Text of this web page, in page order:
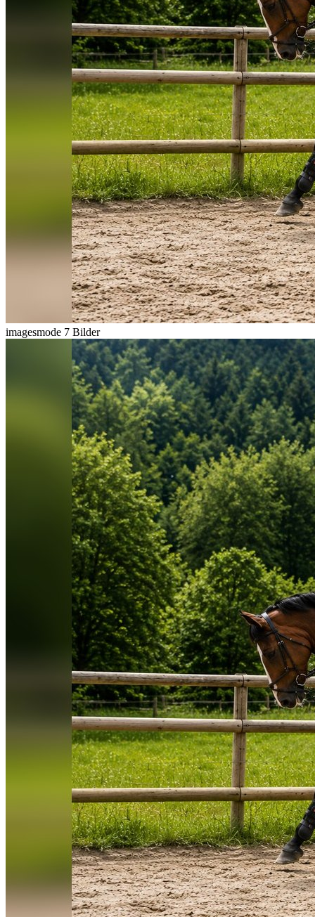
imagesmode 7 Bilder